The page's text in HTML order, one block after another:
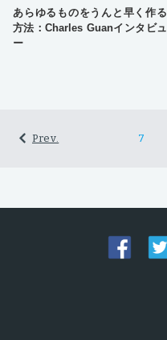
あらゆるものをうんと早く作る
方法：Charles Guanインタビュ
ー
Prev. 7